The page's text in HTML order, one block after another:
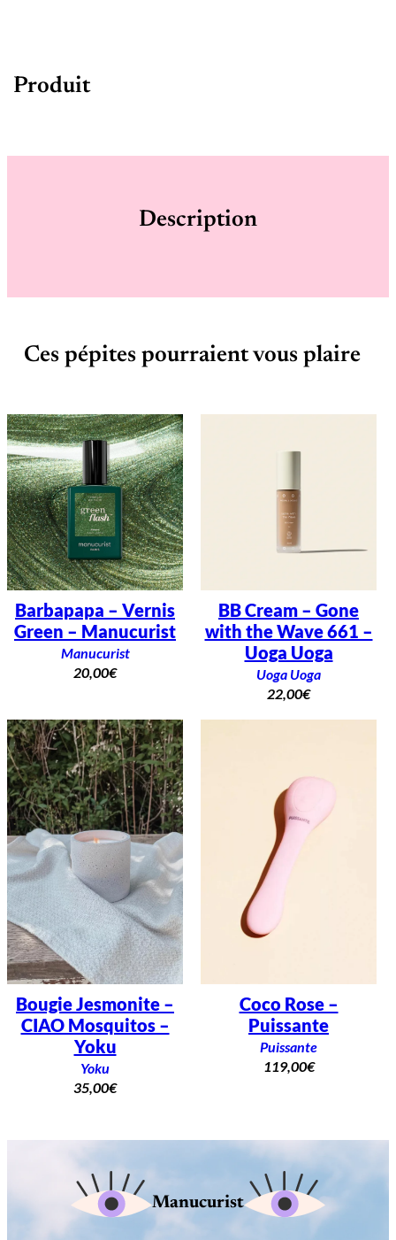
Produit
Description
Ces pépites pourraient vous plaire
Barbapapa – Vernis
Green – Manucurist
Manucurist
20,00€
BB Cream – Gone
with the Wave 661 –
Uoga Uoga
Uoga Uoga
22,00€
Bougie Jesmonite –
CIAO Mosquitos –
Yoku
Yoku
35,00€
Coco Rose –
Puissante
Puissante
119,00€
Manucurist